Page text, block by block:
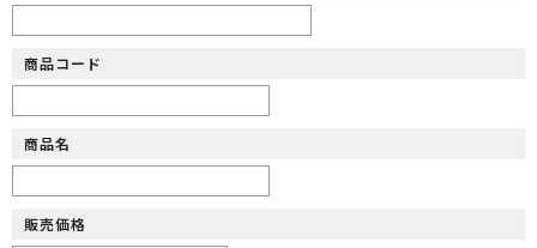
商品コード
商品名
販売価格